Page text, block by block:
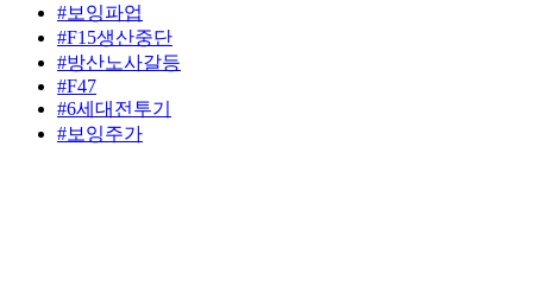
#보잉파업
#F15생산중단
#방산노사갈등
#F47
#6세대전투기
#보잉주가